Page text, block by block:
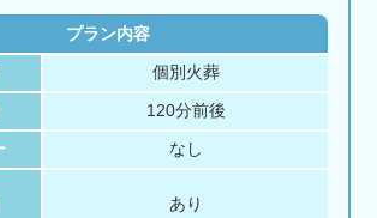
プラン内容
個別火葬
120分前後
なし
あり